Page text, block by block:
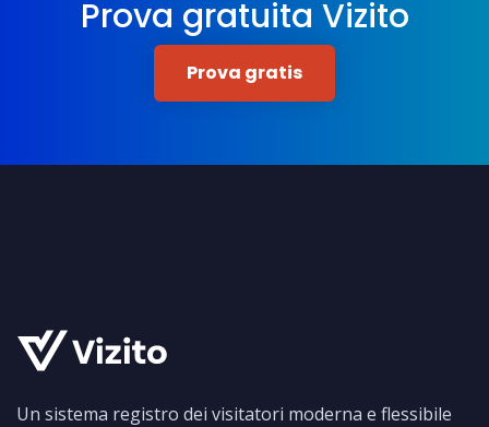
Prova gratuita Vizito
Prova gratis
Un sistema registro dei visitatori moderna e flessibile